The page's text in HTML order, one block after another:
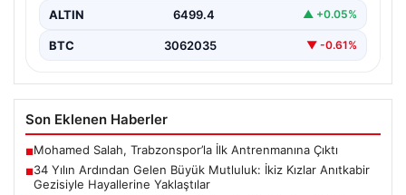
ALTIN 6499.4 ▲ +0.05%
BTC 3062035 ▼ -0.61%
Son Eklenen Haberler
■Mohamed Salah, Trabzonspor’la İlk Antrenmanına Çıktı
■34 Yılın Ardından Gelen Büyük Mutluluk: İkiz Kızlar Anıtkabir
Gezisiyle Hayallerine Yaklaştılar